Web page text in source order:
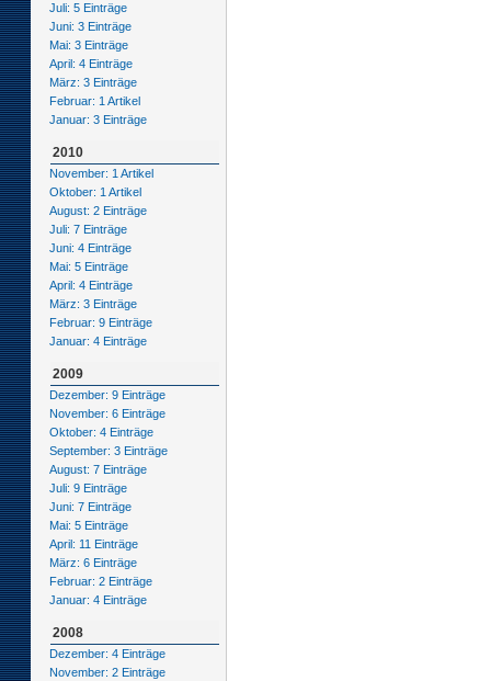
Juli: 5 Einträge
Juni: 3 Einträge
Mai: 3 Einträge
April: 4 Einträge
März: 3 Einträge
Februar: 1 Artikel
Januar: 3 Einträge
2010
November: 1 Artikel
Oktober: 1 Artikel
August: 2 Einträge
Juli: 7 Einträge
Juni: 4 Einträge
Mai: 5 Einträge
April: 4 Einträge
März: 3 Einträge
Februar: 9 Einträge
Januar: 4 Einträge
2009
Dezember: 9 Einträge
November: 6 Einträge
Oktober: 4 Einträge
September: 3 Einträge
August: 7 Einträge
Juli: 9 Einträge
Juni: 7 Einträge
Mai: 5 Einträge
April: 11 Einträge
März: 6 Einträge
Februar: 2 Einträge
Januar: 4 Einträge
2008
Dezember: 4 Einträge
November: 2 Einträge